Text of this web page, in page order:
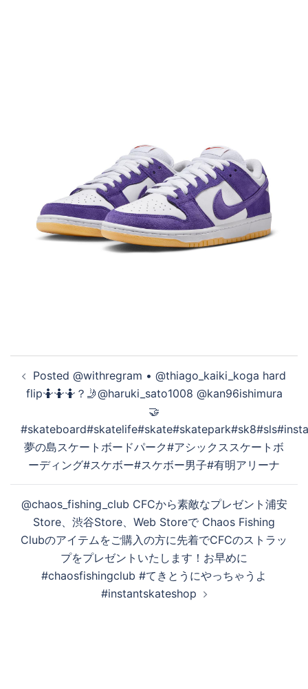
稿
ビ
ゲ
シ
ョ
Posted @withregram • @thiago_kaiki_koga hard
flip🤷🤷🤷？🤳@haruki_sato1008 @kan96ishimura
🤝
夢の島スケートボードパーク#アシックススケートボ
ーディング#スケボー#スケボー男子#有明アリーナ
@chaos_fishing_club CFCから素敵なプレゼント浦安
Store、渋谷Store、Web Storeで Chaos Fishing
Clubのアイテムをご購入の方に先着でCFCのストラッ
プをプレゼントいたします！お早めに
#chaosfishingclub #てきとうにやっちゃうよ
#instantskateshop